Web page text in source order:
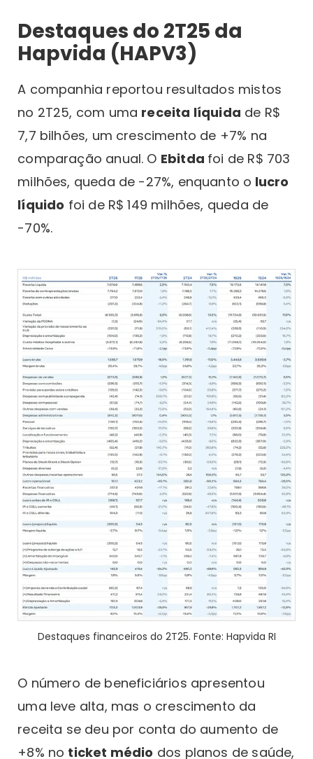
Destaques do 2T25 da
Hapvida (HAPV3)
A companhia reportou resultados mistos
no 2T25, com uma receita líquida de R$
7,7 bilhões, um crescimento de +7% na
comparação anual. O Ebitda foi de R$ 703
milhões, queda de -27%, enquanto o lucro
líquido foi de R$ 149 milhões, queda de
-70%.
Destaques financeiros do 2T25. Fonte: Hapvida RI
O número de beneficiários apresentou
uma leve alta, mas o crescimento da
receita se deu por conta do aumento de
+8% no ticket médio dos planos de saúde,